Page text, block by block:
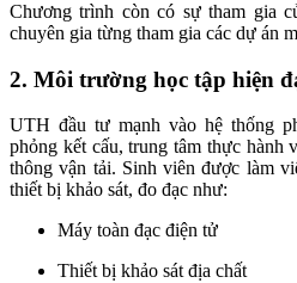
Chương trình còn có sự tham gia
chuyên gia từng tham gia các dự án
2. Môi trường học tập hiện
UTH đầu tư mạnh vào hệ thống
phỏng kết cấu, trung tâm thực hành
thông vận tải. Sinh viên được làm
thiết bị khảo sát, đo đạc như:
Máy toàn đạc điện tử
Thiết bị khảo sát địa chất